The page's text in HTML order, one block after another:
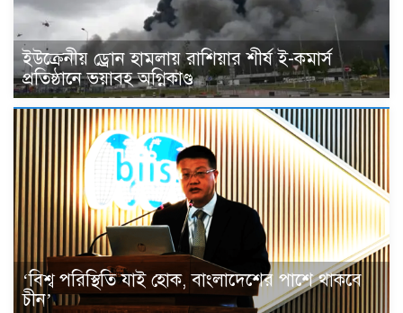
ইউক্রেনীয় ড্রোন হামলায় রাশিয়ার শীর্ষ ই-কমার্স
প্রতিষ্ঠানে ভয়াবহ অগ্নিকাণ্ড
‘বিশ্ব পরিস্থিতি যাই হোক, বাংলাদেশের পাশে থাকবে
চীন’